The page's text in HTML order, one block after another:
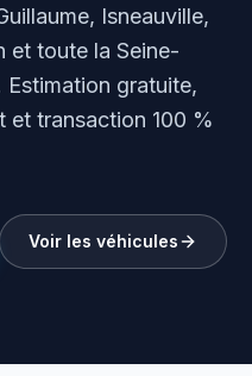
Isneauville,
et toute la Seine-
Estimation gratuite,
et transaction 100 %
Voir les véhicules